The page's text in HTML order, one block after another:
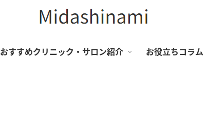
おすすめクリニック・サロン紹介 お役立ちコラム